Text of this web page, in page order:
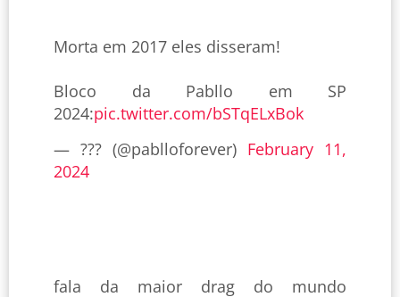
Morta em 2017 eles disseram!
Bloco da Pabllo em SP
2024:pic.twitter.com/bSTqELxBok
— ??? (@pablloforever) February 11,
2024
fala da maior drag do mundo